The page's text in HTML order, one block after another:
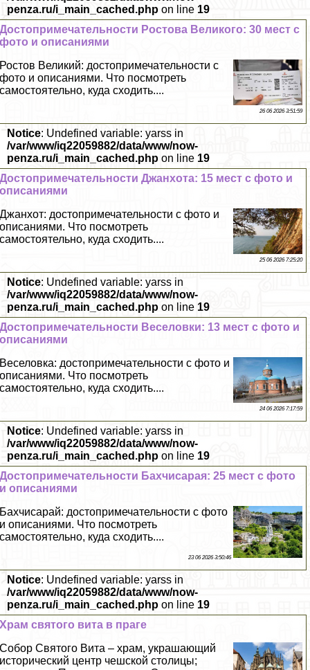
penza.ru/i_main_cached.php on line 19
Достопримечательности Ростова Великого: 30 мест с
фото и описаниями
Ростов Великий: достопримечательности с
фото и описаниями. Что посмотреть
самостоятельно, куда сходить....
26 06 2026 3:51:59
Notice: Undefined variable: yarss in
/var/www/iq22059882/data/www/now-
penza.ru/i_main_cached.php on line 19
Достопримечательности Джанхота: 15 мест с фото и
описаниями
Джанхот: достопримечательности с фото и
описаниями. Что посмотреть
самостоятельно, куда сходить....
25 06 2026 7:25:20
Notice: Undefined variable: yarss in
/var/www/iq22059882/data/www/now-
penza.ru/i_main_cached.php on line 19
Достопримечательности Веселовки: 13 мест с фото и
описаниями
Веселовка: достопримечательности с фото и
описаниями. Что посмотреть
самостоятельно, куда сходить....
24 06 2026 7:17:59
Notice: Undefined variable: yarss in
/var/www/iq22059882/data/www/now-
penza.ru/i_main_cached.php on line 19
Достопримечательности Бахчисарая: 25 мест с фото
и описаниями
Бахчисарай: достопримечательности с фото
и описаниями. Что посмотреть
самостоятельно, куда сходить....
23 06 2026 3:50:46
Notice: Undefined variable: yarss in
/var/www/iq22059882/data/www/now-
penza.ru/i_main_cached.php on line 19
Храм святого вита в праге
Собор Святого Вита – храм, украшающий
исторический центр чешской столицы;